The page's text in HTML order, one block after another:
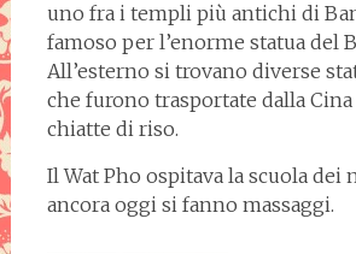
uno fra i templi più antichi di
famoso per l’enorme statua del
All’esterno si trovano diverse
che furono trasportate dalla
chiatte di riso.
Il Wat Pho ospitava la scuola dei
ancora oggi si fanno massaggi.